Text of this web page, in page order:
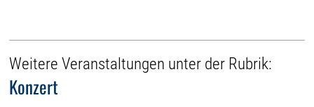
Weitere Veranstaltungen unter der Rubrik:
Konzert